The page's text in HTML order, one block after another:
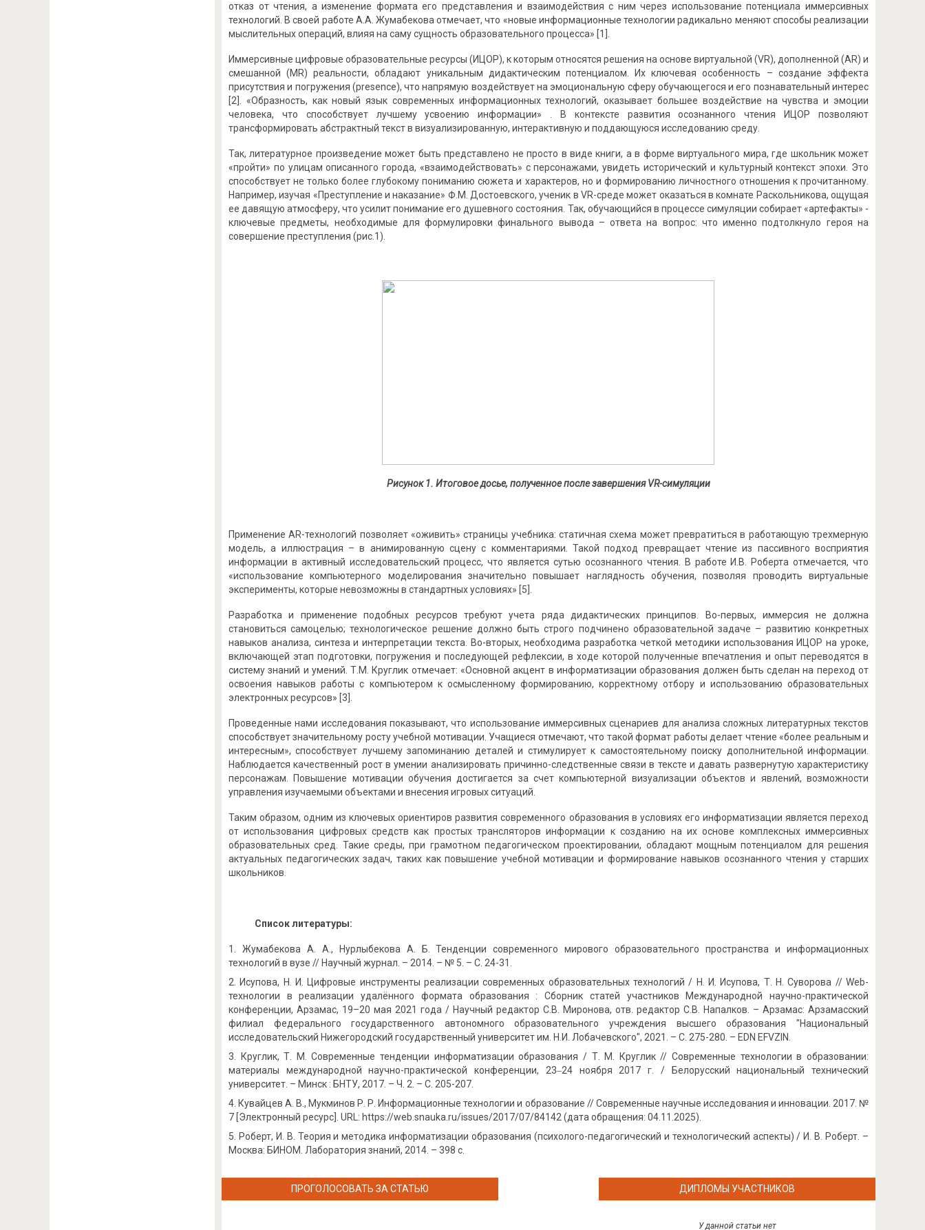
отказ от чтения, а изменение формата его представления и взаимодействия с ним через использование потенциала иммерсивных
технологий. В своей работе А.А. Жумабекова отмечает, что «новые информационные технологии радикально меняют способы реализации
мыслительных операций, влияя на саму сущность образовательного процесса» [1].
Иммерсивные цифровые образовательные ресурсы (ИЦОР), к которым относятся решения на основе виртуальной (VR), дополненной (AR) и
смешанной (MR) реальности, обладают уникальным дидактическим потенциалом. Их ключевая особенность – создание эффекта
присутствия и погружения (presence), что напрямую воздействует на эмоциональную сферу обучающегося и его познавательный интерес
[2]. «Образность, как новый язык современных информационных технологий, оказывает большее воздействие на чувства и эмоции
человека, что способствует лучшему усвоению информации» . В контексте развития осознанного чтения ИЦОР позволяют
трансформировать абстрактный текст в визуализированную, интерактивную и поддающуюся исследованию среду.
Так, литературное произведение может быть представлено не просто в виде книги, а в форме виртуального мира, где школьник может
«пройти» по улицам описанного города, «взаимодействовать» с персонажами, увидеть исторический и культурный контекст эпохи. Это
способствует не только более глубокому пониманию сюжета и характеров, но и формированию личностного отношения к прочитанному.
Например, изучая «Преступление и наказание» Ф.М. Достоевского, ученик в VR-среде может оказаться в комнате Раскольникова, ощущая
ее давящую атмосферу, что усилит понимание его душевного состояния. Так, обучающийся в процессе симуляции собирает «артефакты» -
ключевые предметы, необходимые для формулировки финального вывода – ответа на вопрос: что именно подтолкнуло героя на
совершение преступления (рис.1).
Рисунок 1. Итоговое досье, полученное после завершенияVR-симуляции
Применение AR-технологий позволяет «оживить» страницы учебника: статичная схема может превратиться в работающую трехмерную
модель, а иллюстрация – в анимированную сцену с комментариями. Такой подход превращает чтение из пассивного восприятия
информации в активный исследовательский процесс, что является сутью осознанного чтения. В работе И.В. Роберта отмечается, что
«использование компьютерного моделирования значительно повышает наглядность обучения, позволяя проводить виртуальные
эксперименты, которые невозможны в стандартных условиях» [5].
Разработка и применение подобных ресурсов требуют учета ряда дидактических принципов. Во-первых, иммерсия не должна
становиться самоцелью; технологическое решение должно быть строго подчинено образовательной задаче – развитию конкретных
навыков анализа, синтеза и интерпретации текста. Во-вторых, необходима разработка четкой методики использования ИЦОР на уроке,
включающей этап подготовки, погружения и последующей рефлексии, в ходе которой полученные впечатления и опыт переводятся в
систему знаний и умений. Т.М. Круглик отмечает: «Основной акцент в информатизации образования должен быть сделан на переход от
освоения навыков работы с компьютером к осмысленному формированию, корректному отбору и использованию образовательных
электронных ресурсов» [3].
Проведенные нами исследования показывают, что использование иммерсивных сценариев для анализа сложных литературных текстов
способствует значительному росту учебной мотивации. Учащиеся отмечают, что такой формат работы делает чтение «более реальным и
интересным», способствует лучшему запоминанию деталей и стимулирует к самостоятельному поиску дополнительной информации.
Наблюдается качественный рост в умении анализировать причинно-следственные связи в тексте и давать развернутую характеристику
персонажам. Повышение мотивации обучения достигается за счет компьютерной визуализации объектов и явлений, возможности
управления изучаемыми объектами и внесения игровых ситуаций.
Таким образом, одним из ключевых ориентиров развития современного образования в условиях его информатизации является переход
от использования цифровых средств как простых трансляторов информации к созданию на их основе комплексных иммерсивных
образовательных сред. Такие среды, при грамотном педагогическом проектировании, обладают мощным потенциалом для решения
актуальных педагогических задач, таких как повышение учебной мотивации и формирование навыков осознанного чтения у старших
школьников.
Список литературы:
Жумабекова А. A., Нурлыбекова А. Б. Тенденции современного мирового образовательного пространства и информационных
технологий в вузе // Научный журнал. – 2014. – № 5. – С. 24-31.
Исупова, Н. И. Цифровые инструменты реализации современных образовательных технологий / Н. И. Исупова, Т. Н. Суворова // Web-
технологии в реализации удалённого формата образования : Сборник статей участников Международной научно-практической
конференции, Арзамас, 19–20 мая 2021 года / Научный редактор С.В. Миронова, отв. редактор С.В. Напалков. – Арзамас: Арзамасский
филиал федерального государственного автономного образовательного учреждения высшего образования "Национальный
исследовательский Нижегородский государственный университет им. Н.И. Лобачевского", 2021. – С. 275-280. – EDN EFVZIN.
Круглик, Т. М. Современные тенденции информатизации образования / Т. М. Круглик // Современные технологии в образовании:
материалы международной научно-практической конференции, 23‒24 ноября 2017 г. / Белорусский национальный технический
университет. – Минск : БНТУ, 2017. – Ч. 2. – С. 205-207.
Кувайцев А. В., Мукминов Р. Р. Информационные технологии и образование // Современные научные исследования и инновации. 2017. №
7 [Электронный ресурс]. URL: https://web.snauka.ru/issues/2017/07/84142 (дата обращения: 04.11.2025).
Роберт, И. В. Теория и методика информатизации образования (психолого-педагогический и технологический аспекты) / И. В. Роберт. –
Москва: БИНОМ. Лаборатория знаний, 2014. – 398 с.
ПРОГОЛОСОВАТЬ ЗА СТАТЬЮ ДИПЛОМЫ УЧАСТНИКОВ
У данной статьи нет